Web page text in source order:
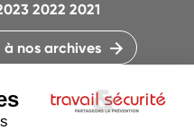
2022 2021
nos archives